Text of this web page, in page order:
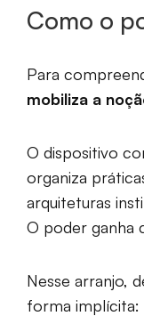
Como o
Para
mobiliza a
O dispositivo
organiza
arquiteturas
O poder ganha
Nesse arranjo,
forma implícita: